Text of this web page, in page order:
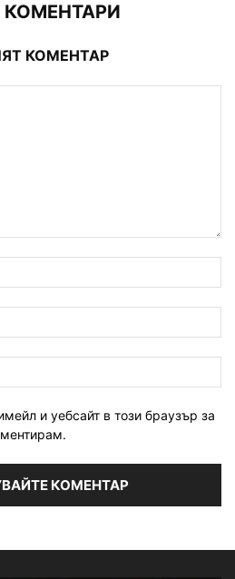
КОМЕНТАР
и уебсайт в този браузър за